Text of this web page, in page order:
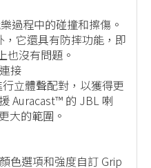
過程中的碰撞和擦傷。
它還具有防摔功能，即
也沒有問題。
接
立體聲配對，以獲得更
Auracast™ 的 JBL 喇
大的範圍。
色選項和強度自訂 Grip